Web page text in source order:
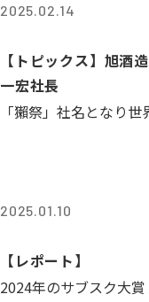
2025.02.14
【トピックス】旭
一宏社長
「獺祭」社名となり世
2025.01.10
【レポート】
2024年のサブスク大